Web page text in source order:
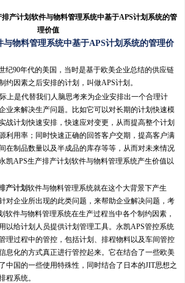
排产计划软件与物料管理系统中基于APS计划系统的管
理价值
与物料管理系统中基于APS计划系统的管理价
纪90年代的美国，当时是基于欧美企业总结的供应链
约因素之后安排的计划，叫做APS计划。
上是代替我们人脑思考来为企业安排出一个合理计
业来解决生产问题。比如它可以对长期的计划快速模
战计划快速安排，快速应对变更，从而提高整个计划
利用率；同时快速正确的回答客户交期，提高客户满
在制品数量以及半成品的库存等等，从而对未来情况
凯APS生产排产计划软件与物料管理系统产生价值以
产计划软件与物料管理系统就在这个大背景下产生
对企业所出现的此类问题，来帮助企业解决问题，考
软件与物料管理系统在生产过程当中各个制约因素，
以给计划人员提供计划管理工具。永凯APS管控系统
理过程中的管控，包括计划、排程物料以及车间管控
息化的方式真正进行管控起来。它在结合了一些欧美
中国的一些使用特殊性，同时结合了日本的JIT思想之
程系统。